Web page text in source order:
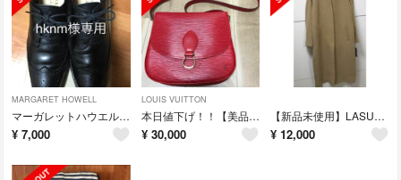
MARGARET HOWELL
マーガレットハウエルレースアップシューズ
¥ 7,000
LOUIS VUITTON
本日値下げ！！【美品】ルイヴィトン エピ 赤 サンクルー ショルダーバッグ
¥ 30,000
【新品未使用】LASUD ロングコート
¥ 12,000